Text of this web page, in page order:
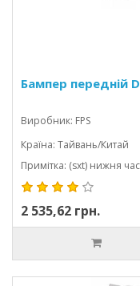
Бампер передній
Виробник: FPS
Країна: Тайвань/Китай
Примітка: (sxt) нижня
2 535,62 грн.